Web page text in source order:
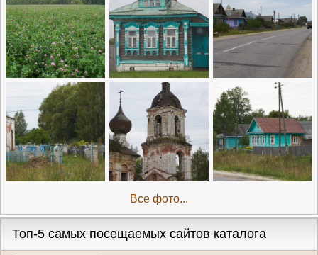
Все фото...
Топ-5 самых посещаемых сайтов каталога